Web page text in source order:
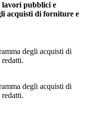
lavori pubblici e
acquisti di forniture e
degli acquisti di
degli acquisti di